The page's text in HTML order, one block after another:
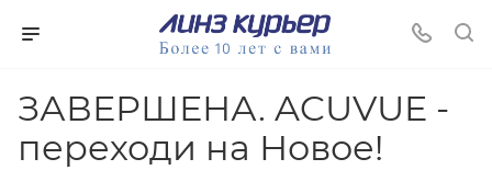
ЗАВЕРШЕНА. ACUVUE -
переходи на Новое!